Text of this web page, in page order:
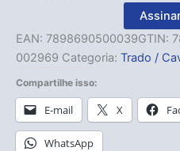
EAN: 7898690500039GTIN:
002969 Categoria: Trado /
Compartilhe isso:
E-mail X
WhatsApp